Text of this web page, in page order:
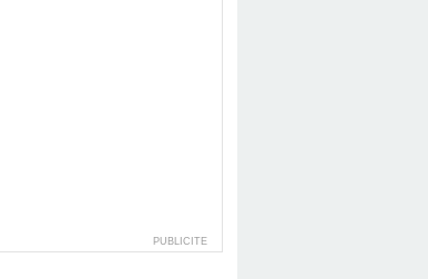
PUBLICITE